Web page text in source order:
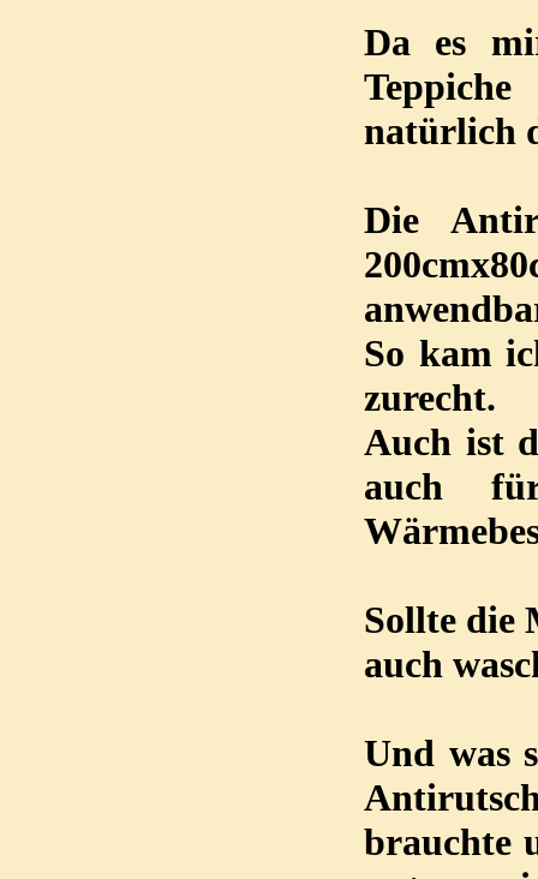
Da es
natürlich
Die
So kam
zurecht.
Auch ist
auch
Sollte die
auch
Und was
brauchte